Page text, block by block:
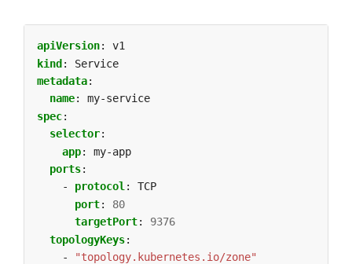
apiVersion:
v1
kind :
Service
metadata:
name:
my-service
spec:
selector:
app:
my-app
ports:
- protocol:
TCP
port:
80
targetPort:
9376
topologyKeys:
-
"topology.kubernetes.io/zone"